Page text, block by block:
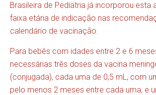
Brasileira de Pediatria já incorporou esta
faixa etária de indicação nas
calendário de vacinação.
Para bebês com idades entre 2 e 6
necessárias três doses da vacina
(conjugada), cada uma de 0,5 mL, com
pelo menos 2 meses entre cada uma, e